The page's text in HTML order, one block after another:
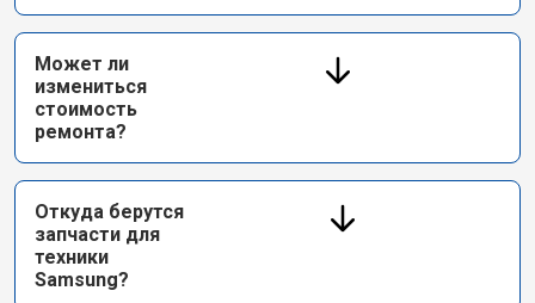
Может ли
измениться
стоимость
ремонта?
Откуда берутся
запчасти для
техники
Samsung?